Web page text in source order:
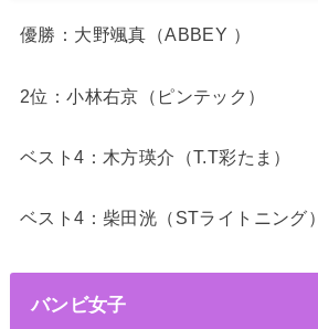
優勝：大野颯真（ABBEY ）
2位：小林右京（ピンテック）
ベスト4：木方瑛介（T.T彩たま）
ベスト4：柴田洸（STライトニング）
バンビ女子